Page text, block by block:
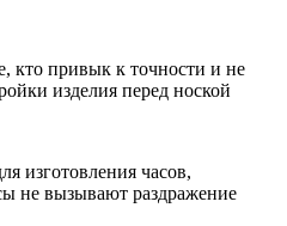
кто привык к точности и не
изделия перед ноской
изготовления часов,
не вызывают раздражение